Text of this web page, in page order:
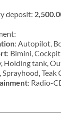
deposit:
: Autopilot,
: Bimini,
Holding tank,
Sprayhood,
: Radio-